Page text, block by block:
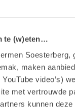
te (w)eten…
Soesterberg,
maken
video’s)
met vertrouwde
kunnen deze